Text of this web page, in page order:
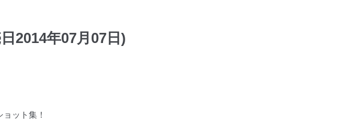
2014年07月07日)
ット集！